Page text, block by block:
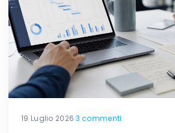
19 Luglio 2026·3 commenti